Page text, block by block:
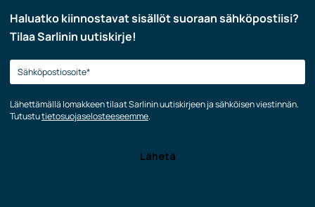
Haluatko kiinnostavat sisällöt suoraan sähköpostiisi?
Tilaa Sarlinin uutiskirje!
Lähettämällä lomakkeen tilaat Sarlinin uutiskirjeen ja sähköisen viestinnän.
Tutustutietosuojaselosteeseemme.